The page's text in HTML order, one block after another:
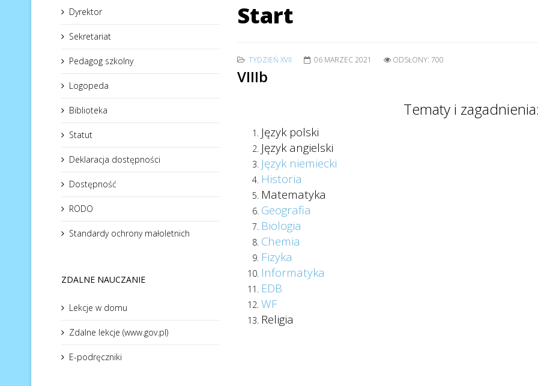
Dyrektor
Sekretariat
Pedagog szkolny
Logopeda
Biblioteka
Statut
Deklaracja dostępności
Dostępność
RODO
Standardy ochrony małoletnich
ZDALNE NAUCZANIE
Lekcje w domu
Zdalne lekcje (www.gov.pl)
E-podręczniki
Start
TYDZIEŃ XVII 06 MARZEC 2021 ODSŁONY: 700
VIIIb
Tematy i
Język polski
Język angielski
Język niemiecki
Historia
Matematyka
Geografia
Biologia
Chemia
Fizyka
Informatyka
EDB
WF
Religia